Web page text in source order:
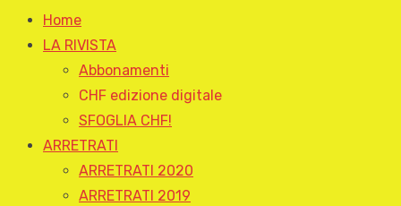
Home
LA RIVISTA
Abbonamenti
CHF edizione digitale
SFOGLIA CHF!
ARRETRATI
ARRETRATI 2020
ARRETRATI 2019